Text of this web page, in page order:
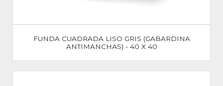
FUNDA CUADRADA LISO GRIS (GABARDINA
ANTIMANCHAS) - 40 X 40